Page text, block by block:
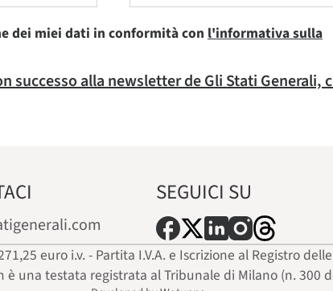
dei miei dati in conformità conl'informativa sulla
successo alla newsletter de Gli Stati
SEGUICI SU
euro i.v. - Partita I.V.A. e Iscrizione al Registro
una testata registrata al Tribunale di Milano (n. 300